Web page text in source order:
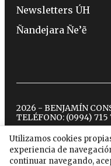
Utilizamos cookies
experiencia de
continuar navegando,
Newsletters ÚH
Ñandejara Ñe’ẽ
2026 - BENJAMÍN
TELÉFONO: (0994) 715
twitterinstagram